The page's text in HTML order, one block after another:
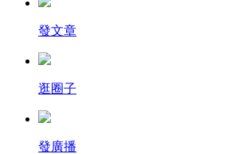
發文章
逛圈子
發廣播